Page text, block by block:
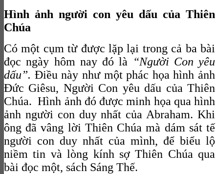
Hình ảnh người con yêu dấu của Thiên
Chúa
Có một cụm từ được lặp lại trong cả ba bài
đọc ngày hôm nay đó là “Người Con yêu
dấu”. Điều này như một phác họa hình ảnh
Đức Giêsu, Người Con yêu dấu của Thiên
Chúa. Hình ảnh đó được minh họa qua hình
ảnh người con duy nhất của Abraham. Khi
ông đã vâng lời Thiên Chúa mà dám sát tế
người con duy nhất của mình, để biểu lộ
niềm tin và lòng kính sợ Thiên Chúa qua
bài đọc một, sách Sáng Thế.